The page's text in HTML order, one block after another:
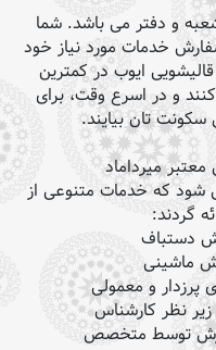
و دفتر می باشد. شما
خدمات مورد نیاز خود
ایوب در کمترین
و در اسرع وقت، برای
تان بیایند.
میرداماد
شود که خدمات متنوعی از
گردند:
دستباف
ماشینی
و معمولی
نظر کارشناس
توسط متخصص